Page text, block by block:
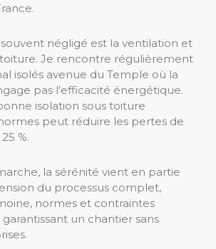
négligé est la ventilation et
toiture. Je rencontre régulièrement
isolés avenue du Temple où la
pas l’efficacité énergétique.
isolation sous toiture
peut réduire les pertes de
%.
la sérénité vient en partie
du processus complet,
normes et contraintes
garantissant un chantier sans